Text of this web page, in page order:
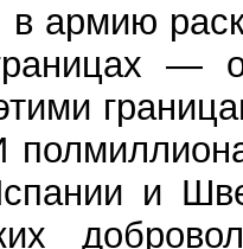
армию
—
и